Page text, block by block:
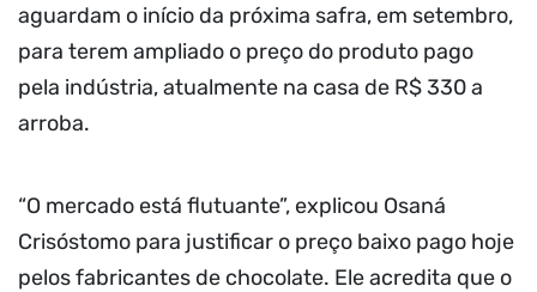
aguardam o início da próxima safra, em setembro,
para terem ampliado o preço do produto pago
pela indústria, atualmente na casa de R$ 330 a
arroba.
“O mercado está flutuante”, explicou Osaná
Crisóstomo para justificar o preço baixo pago hoje
pelos fabricantes de chocolate. Ele acredita que o